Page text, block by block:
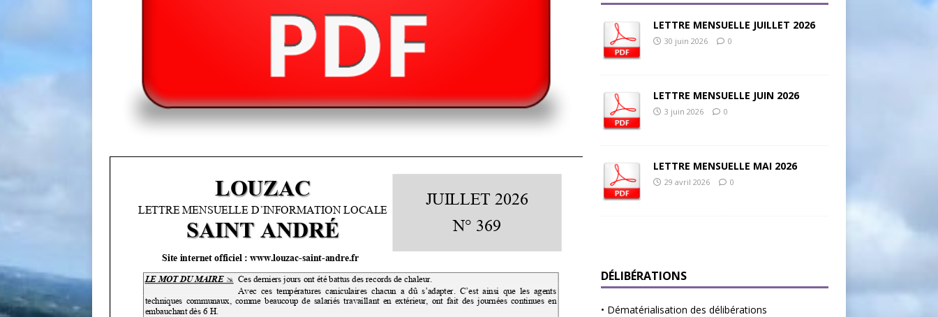
LETTRE MENSUELLE JUILLET 2026
30 juin 2026 0
LETTRE MENSUELLE JUIN 2026
3 juin 2026 0
LETTRE MENSUELLE MAI 2026
29 avril 2026 0
DÉLIBÉRATIONS
• Dématérialisation des délibérations